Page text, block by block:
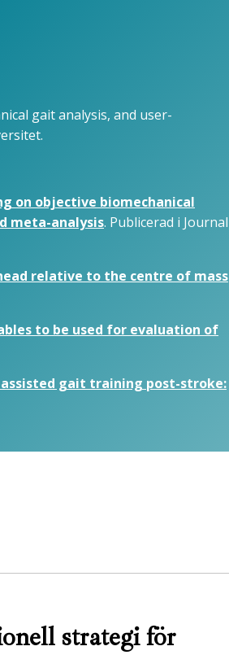
gait analysis, and user-
on objective biomechanical
meta-analysis. Publicerad i Journal
relative to the centre of mass
to be used for evaluation of
assisted gait training post-stroke:
strategi för